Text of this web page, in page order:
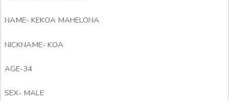
NAME- KEKOA MAHELONA
NICKNAME- KOA
AGE-34
SEX- MALE